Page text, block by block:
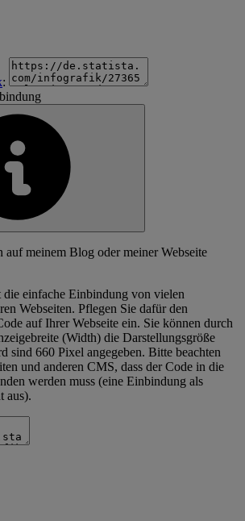
:
meinem Blog oder meiner Webseite
die einfache Einbindung von vielen
Webseiten. Pflegen Sie dafür den
auf Ihrer Webseite ein. Sie können durch
(Width) die Darstellungsgröße
sind 660 Pixel angegeben. Bitte beachten
und anderen CMS, dass der Code in die
werden muss (eine Einbindung als
aus).